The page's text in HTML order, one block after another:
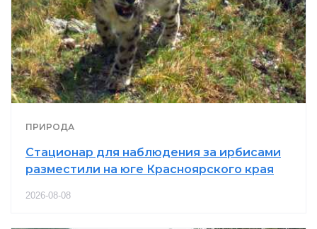
ПРИРОДА
Стационар для наблюдения за ирбисами
разместили на юге Красноярского края
2026-08-08